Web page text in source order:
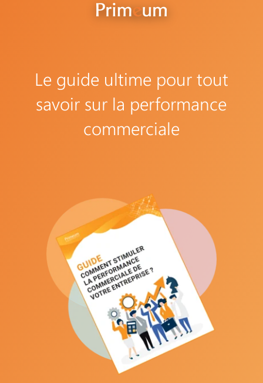
Le guide ultime pour tout
savoir sur la performance
commerciale